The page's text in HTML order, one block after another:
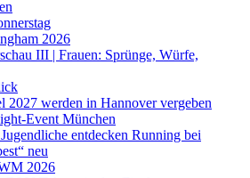
2026
III | Frauen: Sprünge, Würfe,
2027 werden in Hannover vergeben
Event München
entdecken Running bei
neu
2026